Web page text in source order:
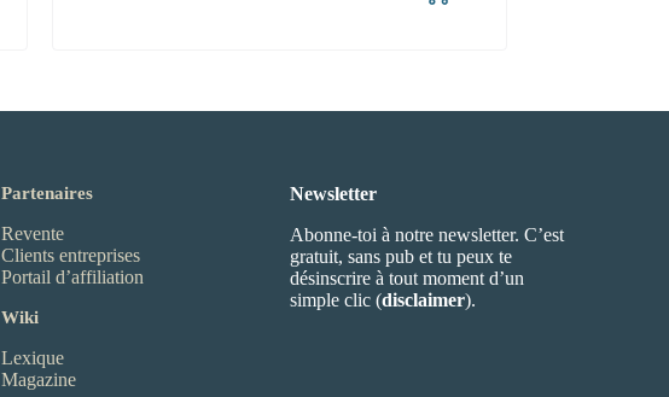
Partenaires
Revente
Clients entreprises
Portail d’affiliation
Wiki
Lexique
Magazine
Newsletter
Abonne-toi à notre newsletter. C’est
gratuit, sans pub et tu peux te
désinscrire à tout moment d’un
simple clic (disclaimer).